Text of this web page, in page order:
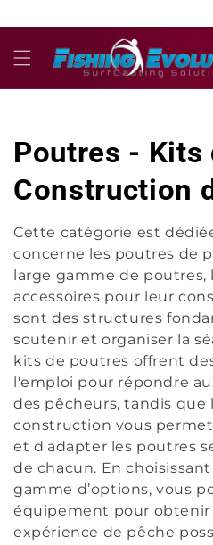
contenu
C
o
l
l
e
c
t
i
o
n
:
Poutres - Kits
Construction
Cette catégorie est
concerne les poutres de
large gamme de
accessoires pour leur
sont des structures
soutenir et organiser la
kits de poutres offrent
l'emploi pour répondre
des pêcheurs, tandis que
construction vous
et d'adapter les poutres
de chacun. En
gamme d’options, vous
équipement pour obtenir
expérience de pêche